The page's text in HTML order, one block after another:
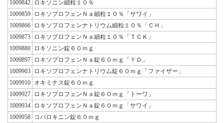
1009842
ロキソニン細粒１０％
1009859
ロキソプロフェンＮａ細粒１０％「サワイ」
1009866
ロキソプロフェンナトリウム細粒１０％「ＣＨ」
1009873
ロキソプロフェンＮａ細粒１０％「ＴＣＫ」
1009880
ロキソニン錠６０ｍｇ
1009897
ロキソプロフェンＮａ錠６０ｍｇ「ＹＤ」
1009903
ロキソプロフェンナトリウム錠６０ｍｇ「ファイザー」
1009910 オキミナス錠６０ｍｇ
1009927
ロキソプロフェンＮａ錠６０ｍｇ「トーワ」
1009934
ロキソプロフェンＮａ錠６０ｍｇ「サワイ」
1009958
コバロキニン錠６０ｍｇ